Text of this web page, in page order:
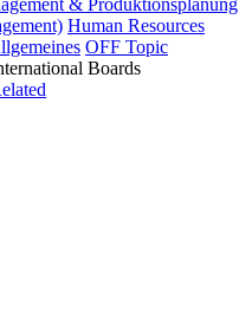
Human Resources
OFF Topic
Boards